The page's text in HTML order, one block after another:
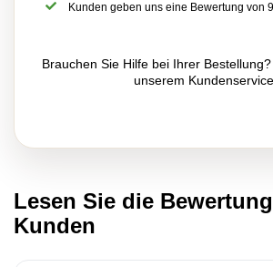
Kunden geben uns eine Bewertung von
Brauchen Sie Hilfe bei Ihrer Bestellung?
unserem Kundenservice
Lesen Sie die
Kunden